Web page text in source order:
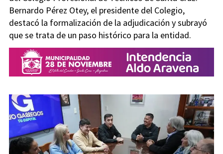
Bernardo Pérez Otey, el presidente del Colegio,
destacó la formalización de la adjudicación y subrayó
que se trata de un paso histórico para la entidad.